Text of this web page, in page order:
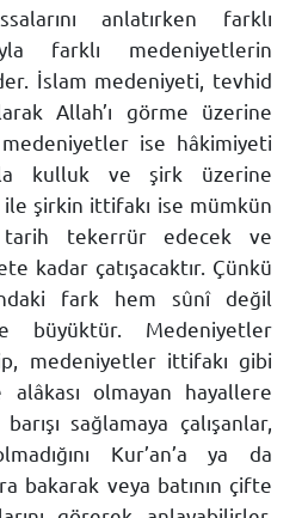
anlatırken farklı
farklı medeniyetlerin
İslam medeniyeti, tevhid
Allah’ı görme üzerine
ise hâkimiyeti
kulluk ve şirk üzerine
şirkin ittifakı ise mümkün
tekerrür edecek ve
kadar çatışacaktır. Çünkü
fark hem sûnî değil
büyüktür. Medeniyetler
medeniyetler ittifakı gibi
olmayan hayallere
sağlamaya çalışanlar,
Kur’an’a ya da
bakarak veya batının çifte